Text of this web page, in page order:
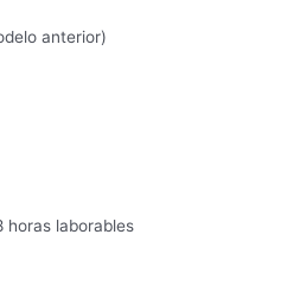
anterior)
horas laborables